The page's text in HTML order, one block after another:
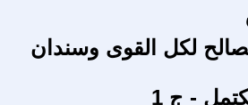
لكل القوى وسندان
- ج 1